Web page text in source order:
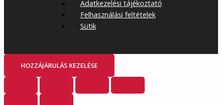
Adatkezelési tájékoztató
Felhasználási feltételek
Sütik
HOZZÁJÁRULÁS KEZELÉSE